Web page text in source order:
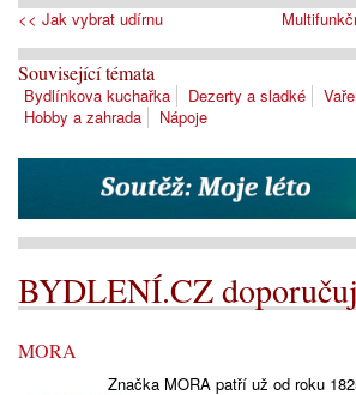
<< Jak vybrat udírnu
Související témata
Bydlínkova kuchařka Dezerty a sladké
Hobby a zahrada
Nápoje
BYDLENÍ.CZ
MORA
Značka MORA patří už od roku